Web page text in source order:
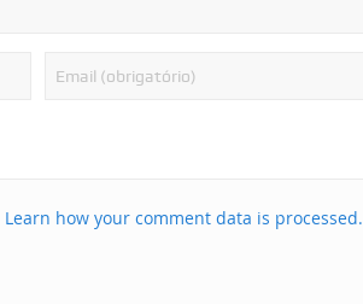
Learn how your comment data is processed.